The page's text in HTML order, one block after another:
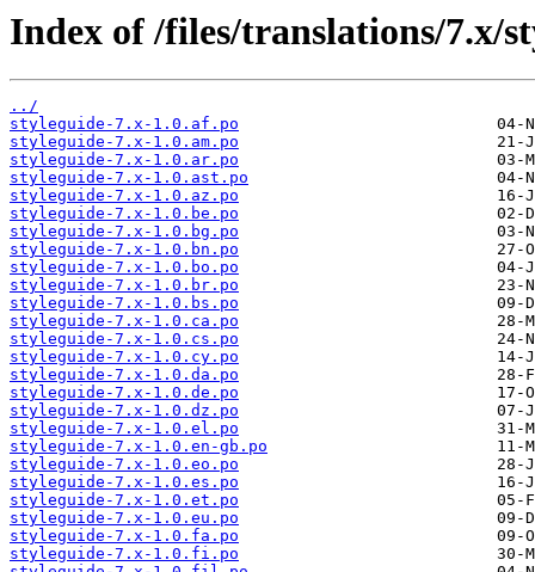
Index of /files/translations/7.x/
../
styleguide-7.x-1.0.af.po
styleguide-7.x-1.0.am.po
styleguide-7.x-1.0.ar.po
styleguide-7.x-1.0.ast.po
styleguide-7.x-1.0.az.po
styleguide-7.x-1.0.be.po
styleguide-7.x-1.0.bg.po
styleguide-7.x-1.0.bn.po
styleguide-7.x-1.0.bo.po
styleguide-7.x-1.0.br.po
styleguide-7.x-1.0.bs.po
styleguide-7.x-1.0.ca.po
styleguide-7.x-1.0.cs.po
styleguide-7.x-1.0.cy.po
styleguide-7.x-1.0.da.po
styleguide-7.x-1.0.de.po
styleguide-7.x-1.0.dz.po
styleguide-7.x-1.0.el.po
styleguide-7.x-1.0.en-gb.po
styleguide-7.x-1.0.eo.po
styleguide-7.x-1.0.es.po
styleguide-7.x-1.0.et.po
styleguide-7.x-1.0.eu.po
styleguide-7.x-1.0.fa.po
styleguide-7.x-1.0.fi.po